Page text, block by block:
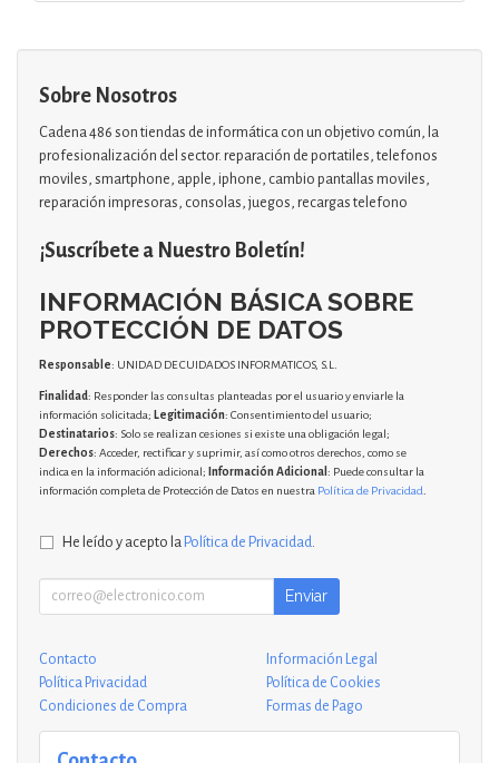
Sobre Nosotros
Cadena 486 son tiendas de informática con un objetivo común, la
profesionalización del sector. reparación de portatiles, telefonos
moviles, smartphone, apple, iphone, cambio pantallas moviles,
reparación impresoras, consolas, juegos, recargas telefono
¡Suscríbete a Nuestro Boletín!
INFORMACIÓN BÁSICA SOBRE
PROTECCIÓN DE DATOS
Responsable: UNIDAD DE CUIDADOS INFORMATICOS, S.L.
Finalidad: Responder las consultas planteadas por el usuario y enviarle la
información solicitada; Legitimación: Consentimiento del usuario;
Destinatarios: Solo se realizan cesiones si existe una obligación legal;
Derechos: Acceder, rectificar y suprimir, así como otros derechos, como se
indica en la información adicional; Información Adicional : Puede consultar la
información completa de Protección de Datos en nuestra Política de Privacidad
He leído y acepto la Política de Privacidad
Enviar
Contacto
Información Legal
Política Privacidad
Política de Cookies
Condiciones de Compra
Formas de Pago